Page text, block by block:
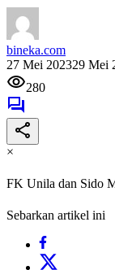
bineka.com
27 Mei 202329 Mei
280
×
FK Unila dan Sido
Sebarkan artikel ini